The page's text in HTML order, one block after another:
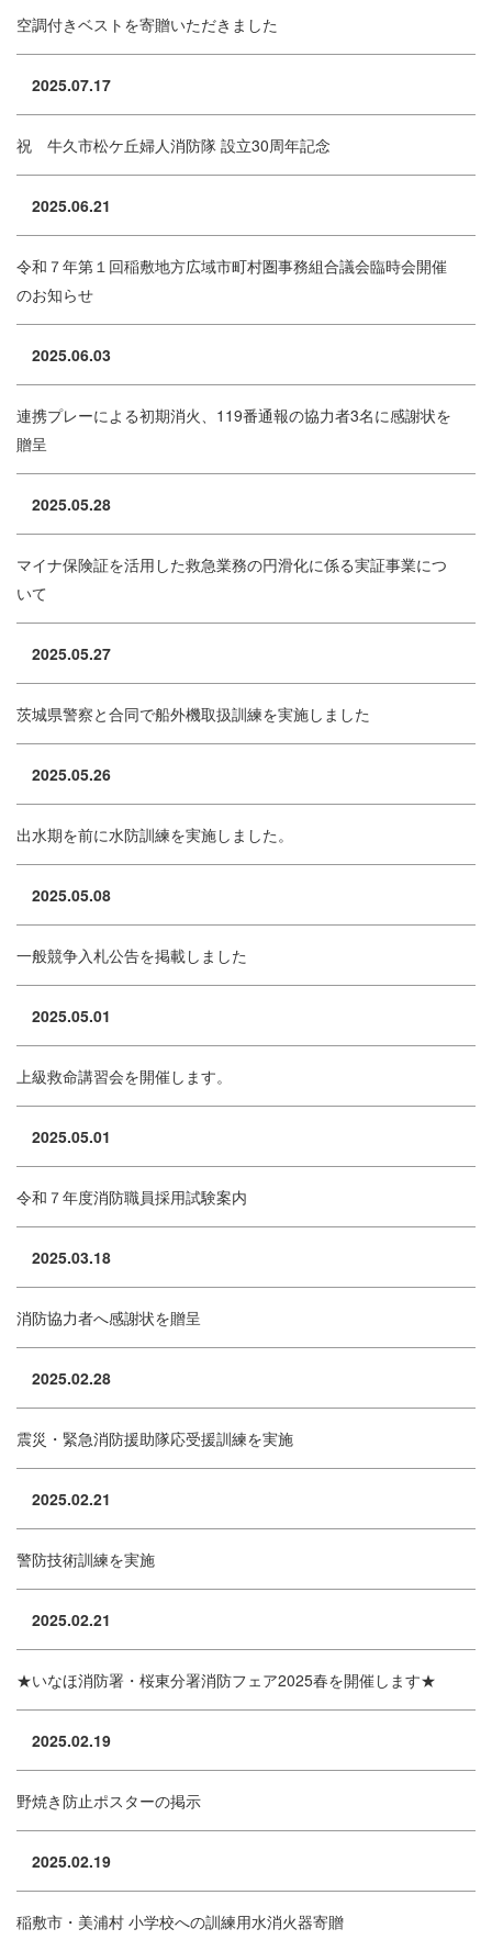
空調付きベストを寄贈いただきました
2025.07.17
祝 牛久市松ケ丘婦人消防隊 設立30周年記念
2025.06.21
令和７年第１回稲敷地方広域市町村圏事務組合議会臨時会開催
のお知らせ
2025.06.03
連携プレーによる初期消火、119番通報の協力者3名に感謝状を
贈呈
2025.05.28
マイナ保険証を活用した救急業務の円滑化に係る実証事業につ
いて
2025.05.27
茨城県警察と合同で船外機取扱訓練を実施しました
2025.05.26
出水期を前に水防訓練を実施しました。
2025.05.08
一般競争入札公告を掲載しました
2025.05.01
上級救命講習会を開催します。
2025.05.01
令和７年度消防職員採用試験案内
2025.03.18
消防協力者へ感謝状を贈呈
2025.02.28
震災・緊急消防援助隊応受援訓練を実施
2025.02.21
警防技術訓練を実施
2025.02.21
★いなほ消防署・桜東分署消防フェア2025春を開催します★
2025.02.19
野焼き防止ポスターの掲示
2025.02.19
稲敷市・美浦村 小学校への訓練用水消火器寄贈